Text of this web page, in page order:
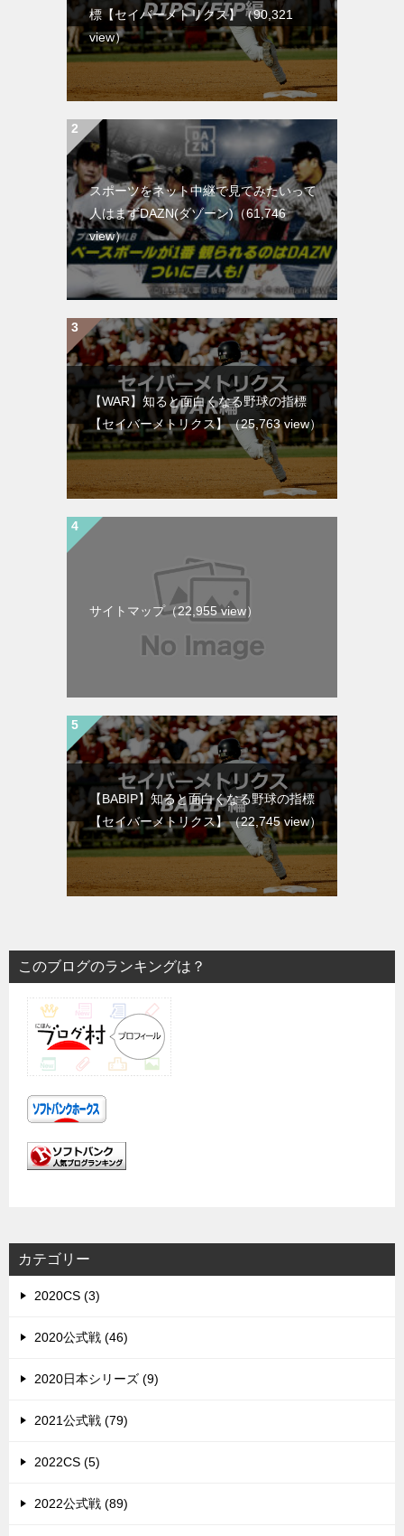
標【セイバーメトリクス】（90,321
view）
スポーツをネット中継で見てみたいって
人はまずDAZN(ダゾーン)（61,746
view）
【WAR】知ると面白くなる野球の指標
【セイバーメトリクス】（25,763 view）
サイトマップ（22,955 view）
【BABIP】知ると面白くなる野球の指標
【セイバーメトリクス】（22,745 view）
このブログのランキングは？
カテゴリー
2020CS (3)
2020公式戦 (46)
2020日本シリーズ (9)
2021公式戦 (79)
2022CS (5)
2022公式戦 (89)